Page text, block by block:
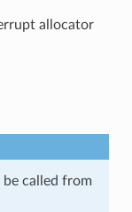
allocator
called from